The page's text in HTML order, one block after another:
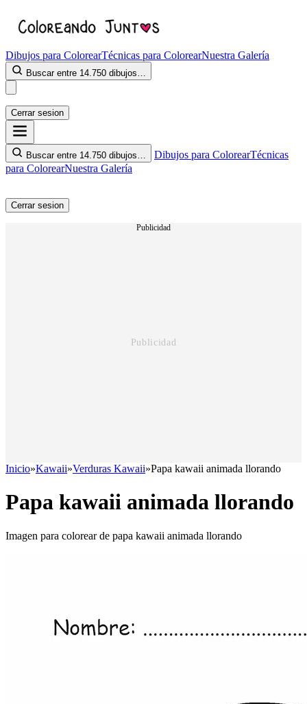
Dibujos para ColorearTécnicas para ColorearNuestra Galería
Buscar entre 14.750 dibujos…
Cerrar sesion
Buscar entre 14.750 dibujos… Dibujos para ColorearTécnicas
para ColorearNuestra Galería
Cerrar sesion
Publicidad
Inicio»Kawaii»Verduras Kawaii»Papa kawaii animada llorando
Papa kawaii animada llorando
Imagen para colorear de papa kawaii animada llorando